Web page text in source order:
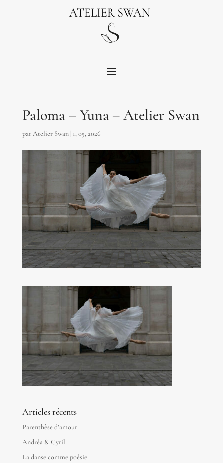
Paloma – Yuna – Atelier Swan
parAtelier Swan| 1, 05, 2026
Articles récents
Parenthèse d’amour
Andréa & Cyril
La danse comme poésie